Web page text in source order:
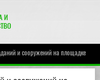
и сооружений на площадке